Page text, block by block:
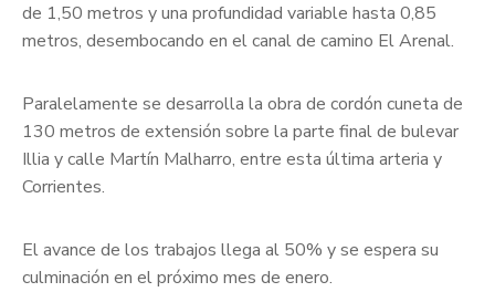
de 1,50 metros y una profundidad variable hasta 0,85
metros, desembocando en el canal de camino El Arenal.
Paralelamente se desarrolla la obra de cordón cuneta de
130 metros de extensión sobre la parte final de bulevar
Illia y calle Martín Malharro, entre esta última arteria y
Corrientes.
El avance de los trabajos llega al 50% y se espera su
culminación en el próximo mes de enero.